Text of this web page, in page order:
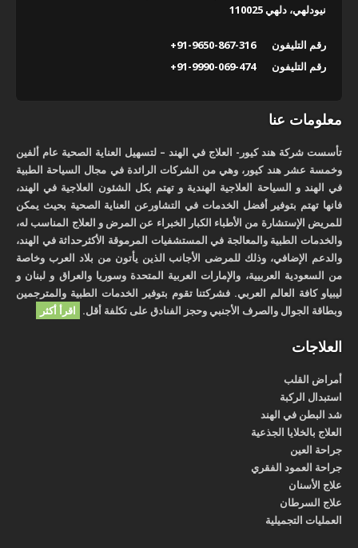
نيودلهي، دلهي 110025
+91-9650-867-316
رقم التليفون
+91-9990-069-474
رقم التليفون
معلومات عنا
تأسست شركة هند كيور- العلاج في الهند – لتسهيل العناية الصحية عام ألفين
وخمسة عشر هند كيور، وهي من الشركات الرائدة في مجال السياحة الطبية
في الهند و السياحة العلاجية الهندية و تهتم بكل الشئون العلاجية في الهند،
فانها تهتم بتوفير أفضل الخدمات في التشاورعن العناية الصحية بحيث يمكن
للمريض الإستشارة من الأطباء الكبار الخبراء عن المرض و العلاج المناسب له،
والخدمات الطبية والمعالجة في المستشفيات المرموقة الأكثرحداثة في الهند،
والدعم الإضافي، وذلك للمرضى الأجانب الذين يأتون من بلاد العرب وخاصة
من السعودية العربيية، والإمارات العربية المتحدة وسوريا والعراق و لبنان و
ليبياو كافة العالم العربي. فشركتنا تقوم بتوفير الخدمات الطبية والمترجمين
وبطاقة الجوال والصرف الأجنبي وحجز الفنادق على تكلفة أقل. اقرأ أكثر
العلاجات
أمراض القلب
استبدال الركبة
شد البطن في الهند
العلاج بالخلايا الجذعية
جراحة العين
جراحة العمود الفقري
علاج الأسنان
علاج السرطان
العمليات التجميلية